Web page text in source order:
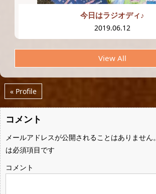
今日はラジオディ♪
2019.06.12
View All
« Profile
コメント
メールアドレスが公開されることはありません。
は必須項目です
コメント